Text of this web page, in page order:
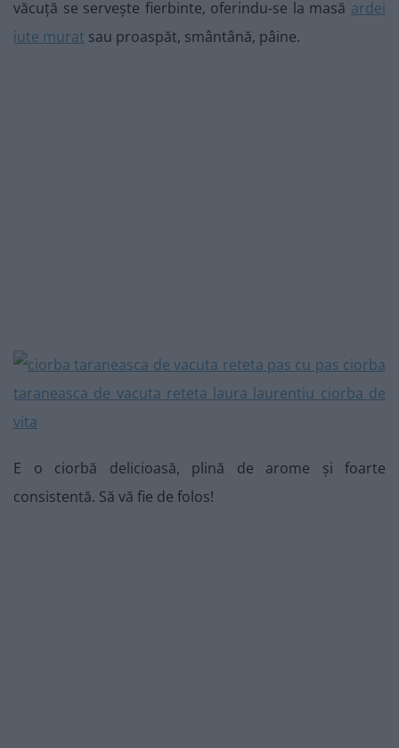
văcuță se servește fierbinte, oferindu-se la masă ardei
iute murat sau proaspăt, smântână, pâine.
E o ciorbă delicioasă, plină de arome și foarte
consistentă. Să vă fie de folos!